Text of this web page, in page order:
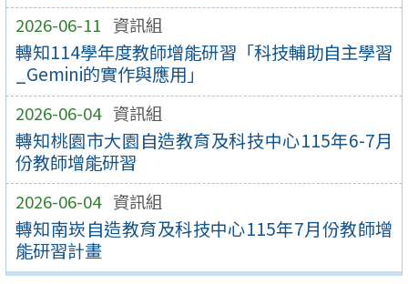
2026-06-11 資訊組
轉知114學年度教師增能研習「科技輔助自主學習
_Gemini的實作與應用」
2026-06-04 資訊組
轉知桃園市大園自造教育及科技中心115年6-7月
份教師增能研習
2026-06-04 資訊組
轉知南崁自造教育及科技中心115年7月份教師增
能研習計畫